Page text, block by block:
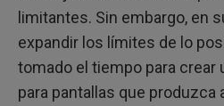
limitantes. Sin embargo, en
expandir los límites de lo
tomado el tiempo para crear
para pantallas que produzca